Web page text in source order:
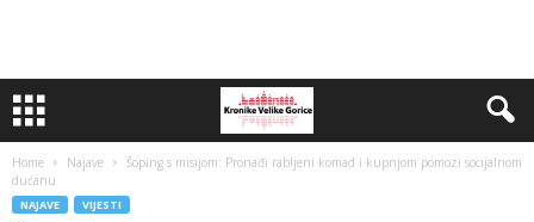
Home Najave
Šoping s misijom: Pronađi rabljeni komad i kupnjom pomozi socijalnom
dućanu
NAJAVE VIJESTI